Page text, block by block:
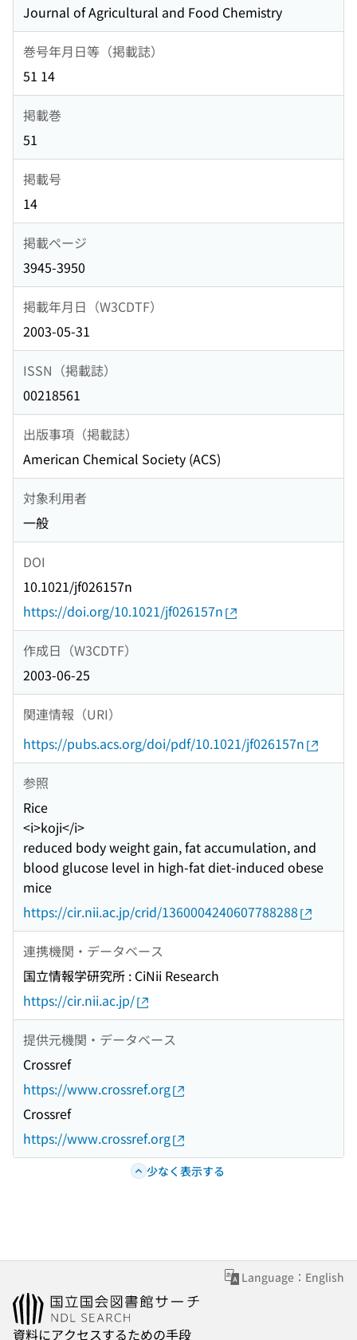
Journal of Agricultural and Food Chemistry
巻号年月日等（掲載誌）
51 14
掲載巻
51
掲載号
14
掲載ページ
3945-3950
掲載年月日（W3CDTF）
2003-05-31
ISSN（掲載誌）
00218561
出版事項（掲載誌）
American Chemical Society (ACS)
対象利用者
一般
DOI
10.1021/jf026157n
https://doi.org/10.1021/jf026157n
作成日（W3CDTF）
2003-06-25
関連情報（URI）
https://pubs.acs.org/doi/pdf/10.1021/jf026157n
参照
Rice
<i>koji</i>
reduced body weight gain, fat accumulation, and
blood glucose level in high-fat diet-induced obese
mice
https://cir.nii.ac.jp/crid/1360004240607788288
連携機関・データベース
国立情報学研究所 : CiNii Research
https://cir.nii.ac.jp/
提供元機関・データベース
Crossref
https://www.crossref.org
Crossref
https://www.crossref.org
少なく表示する
Language：English
資料にアクセスするための手段